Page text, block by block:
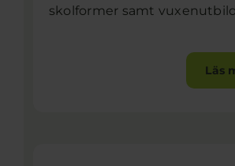
skolformer samt
Läs